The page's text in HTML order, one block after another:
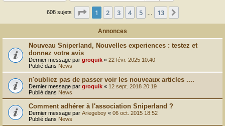
r
r
608 sujets Page 1sur13
1 2 3 4 5 … 13
Annonces
Nouveau Sniperland, Nouvelles experiences : testez et
donnez votre avis
Dernier message par groquik « 22 févr. 2025 10:40
Publié dans News
n'oubliez pas de passer voir les nouveaux articles ....
Dernier message par groquik « 12 sept. 2018 20:19
Publié dans News
Comment adhérer à l'association Sniperland ?
Dernier message par Ariegeboy « 06 oct. 2015 18:52
Publié dans News